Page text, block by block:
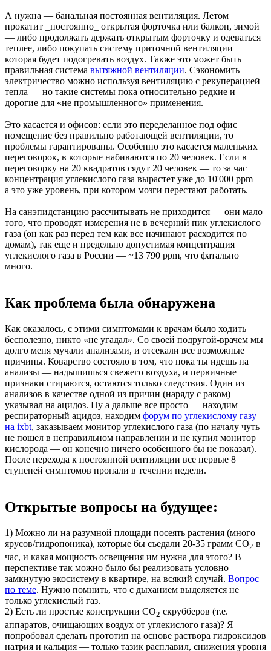
А нужна — банальная постоянная вентиляция. Летом
прокатит _постоянно_ открытая форточка или балкон, зимой
— либо продолжать держать открытым форточку и одеваться
теплее, либо покупать систему приточной вентиляции
которая будет подогревать воздух. Также это может быть
правильная система вытяжной вентиляции. Сэкономить
электричество можно используя вентиляцию с рекуперацией
тепла — но такие системы пока относительно редкие и
дорогие для «не промышленного» применения.
Это касается и офисов: если это переделанное под офис
помещение без правильно работающей вентиляции, то
проблемы гарантированы. Особенно это касается маленьких
переговорок, в которые набиваются по 20 человек. Если в
переговорку на 20 квадратов сядут 20 человек — то за час
концентрация углекислого газа вырастет уже до 10'000 ppm —
а это уже уровень, при котором мозги перестают работать.
На санэпидстанцию рассчитывать не приходится — они мало
того, что проводят измерения не в вечерний пик углекислого
газа (он как раз перед тем как все начинают расходится по
домам), так еще и предельно допустимая концентрация
углекислого газа в России — ~13 790 ppm, что фатально
много.
Как проблема была обнаружена
Как оказалось, с этими симптомами к врачам было ходить
бесполезно, никто «не угадал». Со своей подругой-врачем мы
долго меня мучали анализами, и отсекали все возможные
причины. Коварство состояло в том, что пока ты идешь на
анализы — надышишься свежего воздуха, и первичные
признаки стираются, остаются только следствия. Один из
анализов в качестве одной из причин (наряду с раком)
указывал на ацидоз. Ну а дальше все просто — находим
респираторный ацидоз, находим форум по углекислому газу
на ixbt, заказываем монитор углекислого газа (по началу чуть
не пошел в неправильном направлении и не купил монитор
кислорода — он конечно ничего особенного бы не показал).
После перехода к постоянной вентиляции все первые 8
ступеней симптомов пропали в течении недели.
Открытые вопросы на будущее:
1) Можно ли на разумной площади посеять растения (много
ярусов/гидропоника), которые бы съедали 20-35 грамм CO2 в
час, и какая мощность освещения им нужна для этого? В
перспективе так можно было бы реализовать условно
замкнутую экосистему в квартире, на всякий случай. Вопрос
по теме. Нужно помнить, что с дыханием выделяется не
только углекислый газ.
2) Есть ли простые конструкции CO2 скрубберов (т.е.
аппаратов, очищающих воздух от углекислого газа)? Я
попробовал сделать прототип на основе раствора гидроксидов
натрия и кальция — только тазик расплавил, снижения уровня